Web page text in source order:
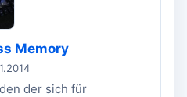
Memory
der sich für